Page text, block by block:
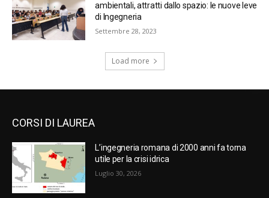
ambientali, attratti dallo spazio: le nuove leve
di Ingegneria
Settembre 28, 2023
Load more
CORSI DI LAUREA
L’ingegneria romana di 2000 anni fa torna
utile per la crisi idrica
Luglio 30, 2026